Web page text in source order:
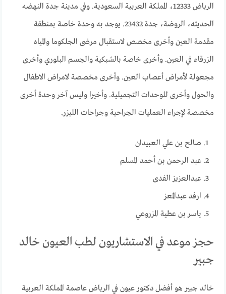
الرياض 12333، المملكة العربية السعودية. وفي مدينة جدة النهضه
الحديثه، الروضة، جدة 23432. يوجد به وحدة خاصة بمنطقة
مقدمة العين وأخرى مخصص لاستقبال مرضى الجلكوما والمياه
الزرقاء في العين. وأخرى خاصة بالشبكية والجسم البلوري وأخرى
مجعولة لأمراض أعصاب العين. وأخرى مخصصة لامراض الاطفال
والحول وأخرى للوحدات التجميلية. وأخيرا وليس آخر وحدة أخرى
مخصصة لإجراء العمليات الجراحية وجراحات الليزر.
صالح بن علي العبيدان
عبد الرحمن بن أحمد المسلم
عبدالعزيز الفدى
ارفد عبدالمعز
ياسر بن عطية المزروعي
حجز موعد في الاستشاريون لطب العيون خالد
جبير
خالد جبير هو أفضل دكتور عيون في الرياض عاصمة المملكة العربية